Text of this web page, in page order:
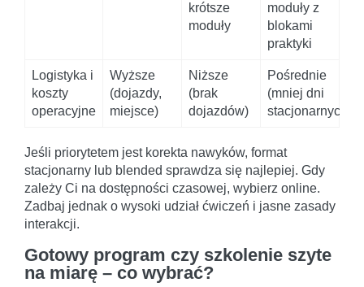
krótsze
moduły
moduły z
blokami
praktyki
Logistyka i
koszty
operacyjne
Wyższe
(dojazdy,
miejsce)
Niższe
(brak
dojazdów)
Pośrednie
(mniej dni
stacjonarnych)
Jeśli priorytetem jest korekta nawyków, format
stacjonarny lub blended sprawdza się najlepiej. Gdy
zależy Ci na dostępności czasowej, wybierz online.
Zadbaj jednak o wysoki udział ćwiczeń i jasne zasady
interakcji.
Gotowy program czy szkolenie szyte
na miarę – co wybrać?